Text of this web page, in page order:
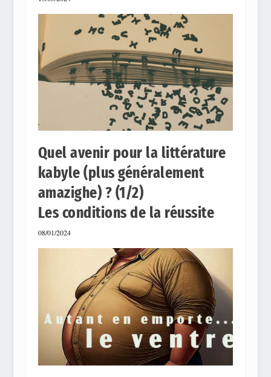
Quel avenir pour la littérature
kabyle (plus généralement
amazighe) ? (1/2)
Les conditions de la réussite
08/01/2024